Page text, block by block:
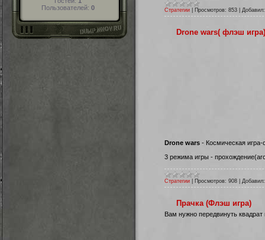
Пользователей: 0 Стратегии Просмотров: 853 Добавил:
Drone wars( флэш игра)
Drone wars - Космическая
3 режима игры -
Стратегии Просмотров: 908 Добавил:
Прачка (Флэш игра)
Вам нужно передвинуть